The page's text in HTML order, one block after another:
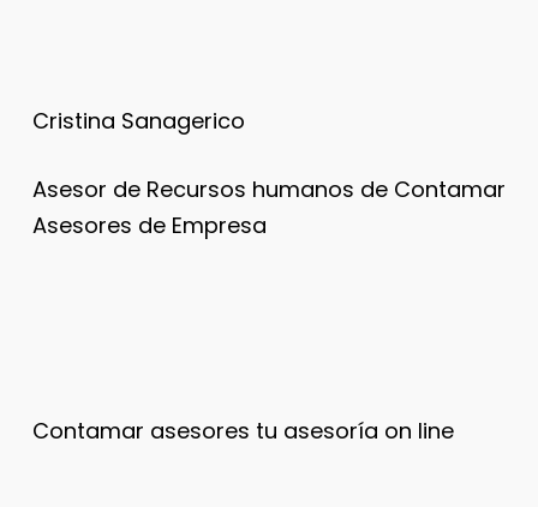
Cristina Sanagerico
Asesor de Recursos humanos de Contamar
Asesores de Empresa
Contamar asesores tu asesoría on line